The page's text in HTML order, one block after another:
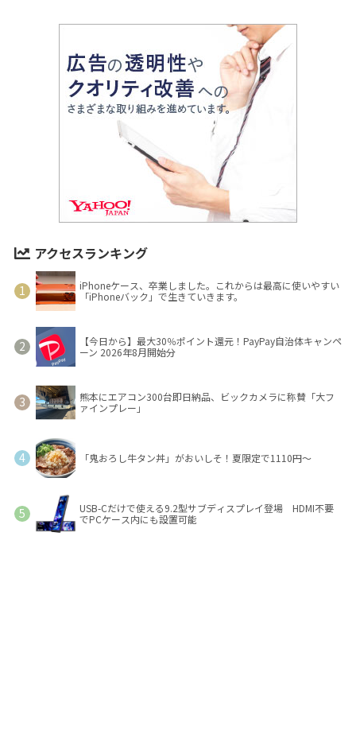
アクセスランキング
iPhoneケース、卒業しました。これからは最高に使いやすい
「iPhoneバック」で生きていきます。
【今日から】最大30％ポイント還元！PayPay自治体キャンペ
ーン 2026年8月開始分
熊本にエアコン300台即日納品、ビックカメラに称賛「大フ
ァインプレー」
「鬼おろし牛タン丼」がおいしそ！夏限定で1110円～
USB-Cだけで使える9.2型サブディスプレイ登場 HDMI不要
でPCケース内にも設置可能